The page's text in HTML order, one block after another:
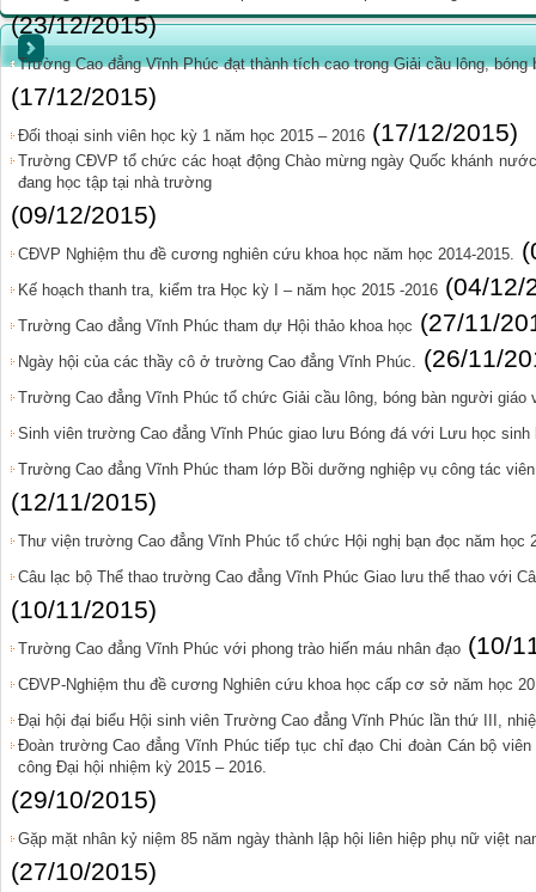
(23/12/2015)
Trường Cao đẳng Vĩnh Phúc đạt thành tích cao trong Giải cầu lông,
(17/12/2015)
Đối thoại sinh viên học kỳ 1 năm học 2015 – 2016 (17/12/2015)
Trường CĐVP tổ chức các hoạt động Chào mừng ngày Quốc khánh
đang học tập tại nhà trường
(09/12/2015)
CĐVP Nghiệm thu đề cương nghiên cứu khoa học năm học 2014-2015.
Kế hoạch thanh tra, kiểm tra Học kỳ I – năm học 2015 -2016 (04/12/
Trường Cao đẳng Vĩnh Phúc tham dự Hội thảo khoa học (27/11/
Ngày hội của các thầy cô ở trường Cao đẳng Vĩnh Phúc. (26/11/
Trường Cao đẳng Vĩnh Phúc tổ chức Giải cầu lông, bóng bàn người giáo
Sinh viên trường Cao đẳng Vĩnh Phúc giao lưu Bóng đá với Lưu học sinh
Trường Cao đẳng Vĩnh Phúc tham lớp Bồi dưỡng nghiệp vụ công tác
(12/11/2015)
Thư viện trường Cao đẳng Vĩnh Phúc tổ chức Hội nghị bạn đọc năm học
Câu lạc bộ Thể thao trường Cao đẳng Vĩnh Phúc Giao lưu thể thao với
(10/11/2015)
Trường Cao đẳng Vĩnh Phúc với phong trào hiến máu nhân đạo (10/
CĐVP-Nghiệm thu đề cương Nghiên cứu khoa học cấp cơ sở năm học
Đại hội đại biểu Hội sinh viên Trường Cao đẳng Vĩnh Phúc lần thứ III,
Đoàn trường Cao đẳng Vĩnh Phúc tiếp tục chỉ đạo Chi đoàn Cán bộ
công Đại hội nhiệm kỳ 2015 – 2016.
(29/10/2015)
Gặp mặt nhân kỷ niệm 85 năm ngày thành lập hội liên hiệp phụ nữ việt
(27/10/2015)